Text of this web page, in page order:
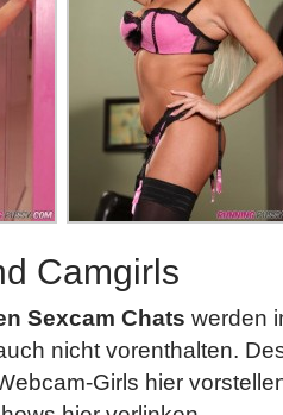
Camgirls
Sexcam Chats werden
nicht vorenthalten.
Girls hier